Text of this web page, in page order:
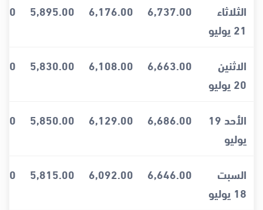
الثلاثاء
21 يوليو
6,737.00
6,176.00
5,895.00
الاثنين
20 يوليو
6,663.00
6,108.00
5,830.00
الأحد 19
يوليو
6,686.00
6,129.00
5,850.00
السبت
18 يوليو
6,646.00
6,092.00
5,815.00